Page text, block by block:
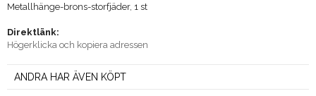
Metallhänge-brons-storfjäder, 1 st
Direktlänk:
Högerklicka och kopiera adressen
ANDRA HAR ÄVEN KÖPT